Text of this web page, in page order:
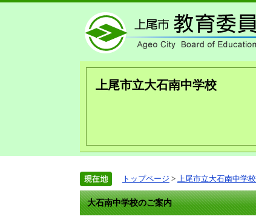
上尾市立大石南中学校
トップページ > 上尾市立大石南中学校
大石南中学校のご案内